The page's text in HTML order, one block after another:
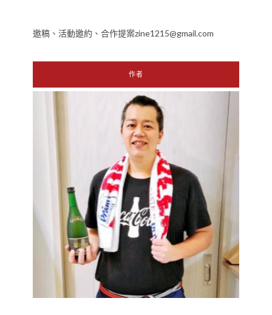
邀稿、活動邀約、合作提案zine1215@gmail.com
作者